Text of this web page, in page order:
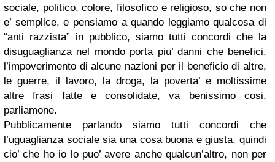
sociale, politico, colore, filosofico e religioso, so che non
e’ semplice, e pensiamo a quando leggiamo qualcosa di
“anti razzista” in pubblico, siamo tutti concordi che la
disuguaglianza nel mondo porta piu’ danni che benefici,
l’impoverimento di alcune nazioni per il beneficio di altre,
le guerre, il lavoro, la droga, la poverta’ e moltissime
altre frasi fatte e consolidate, va benissimo cosi,
parliamone.
Pubblicamente parlando siamo tutti concordi che
l’uguaglianza sociale sia una cosa buona e giusta, quindi
cio’ che ho io lo puo’ avere anche qualcun’altro, non per